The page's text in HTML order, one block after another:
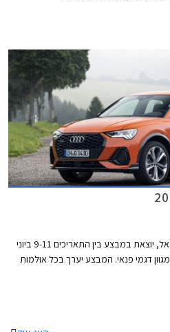
צ'מפיון מוטורס, יבואנית אאודי לישראל, יוצאת במבצע בין התאריכים 9-11 ביוני
דגמי פנאי. המבצע יערך בכל אולמות